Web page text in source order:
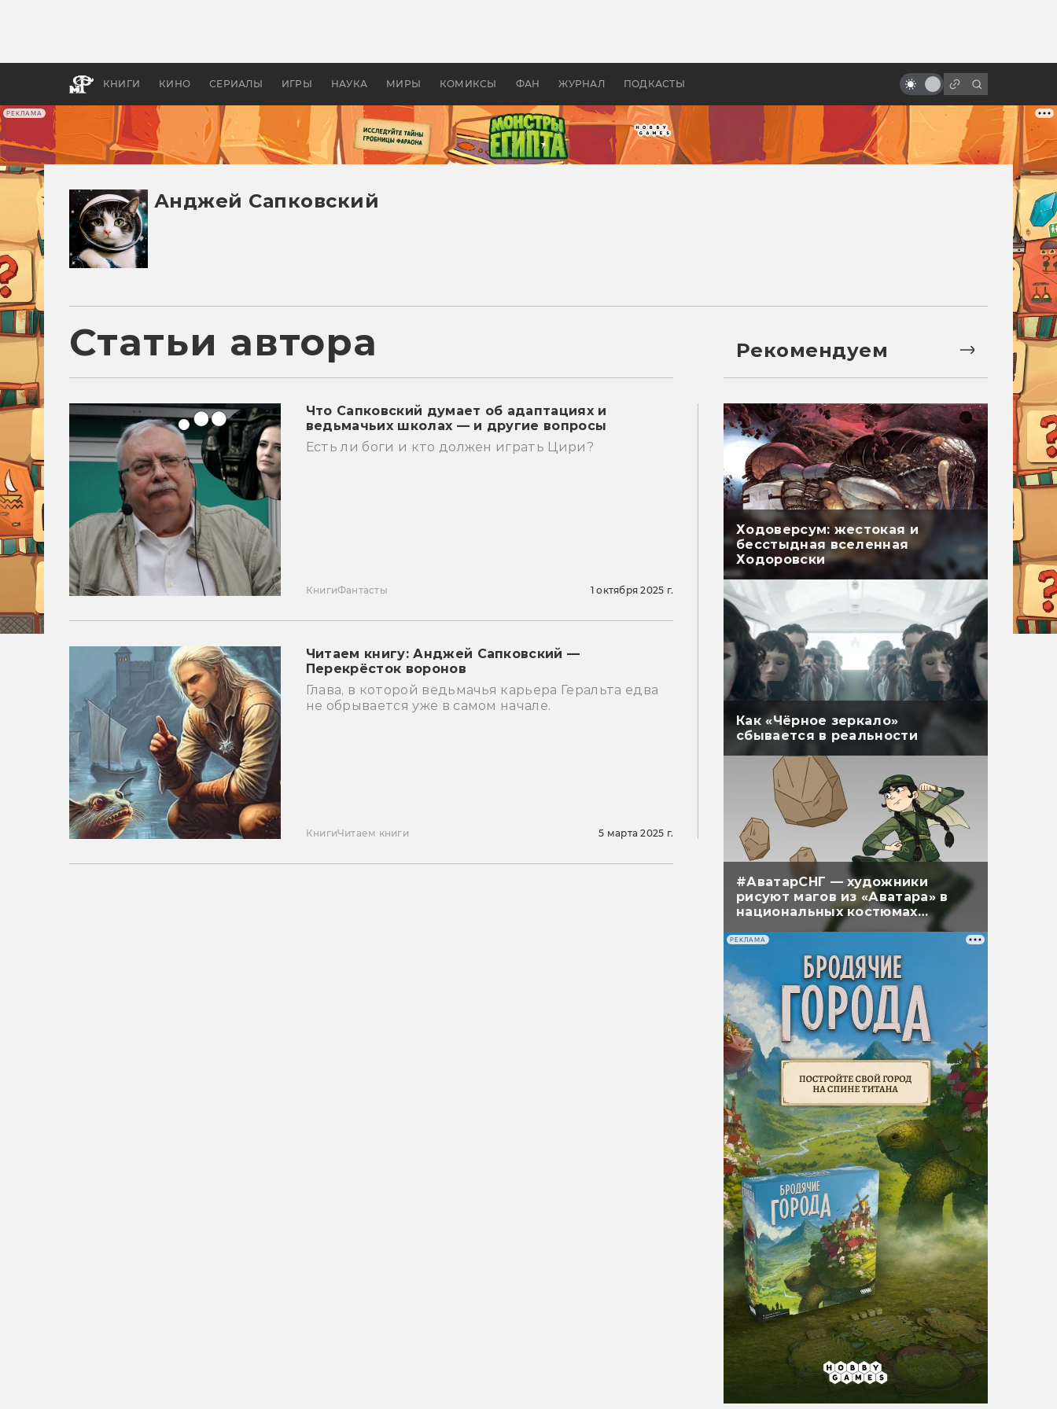
РЕКЛАМА
КНИГИ КИНО СЕРИАЛЫ ИГРЫ НАУКА МИРЫ КОМИКСЫ ФАН ЖУРНАЛ ПОДКАСТЫ
бы «Властелина колец»
Древней Грецией
Кинга
Анджей Сапковский
Статьи автора
Что Сапковский думает об адаптациях и
ведьмачьих школах — и другие вопросы
Есть ли боги и кто должен играть Цири?
КнигиФантасты 1 октября 2025 г.
Читаем книгу: Анджей Сапковский —
Перекрёсток воронов
Глава, в которой ведьмачья карьера Геральта едва
не обрывается уже в самом начале.
КнигиЧитаем книги 5 марта 2025 г.
Рекомендуем
Ходоверсум: жестокая и
бесстыдная вселенная
Ходоровски
Как «Чёрное зеркало»
сбывается в реальности
#АватарСНГ — художники
рисуют магов из «Аватара» в
национальных костюмах
народов СНГ
РЕКЛАМА